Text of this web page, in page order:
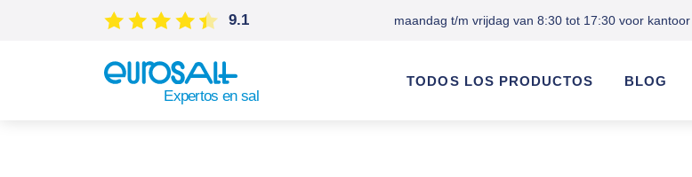
maandag t/m vrijdag van 8:30 tot 17:30 voor kantoor
9.1
Expertos en sal
TODOS LOS PRODUCTOS BLOG